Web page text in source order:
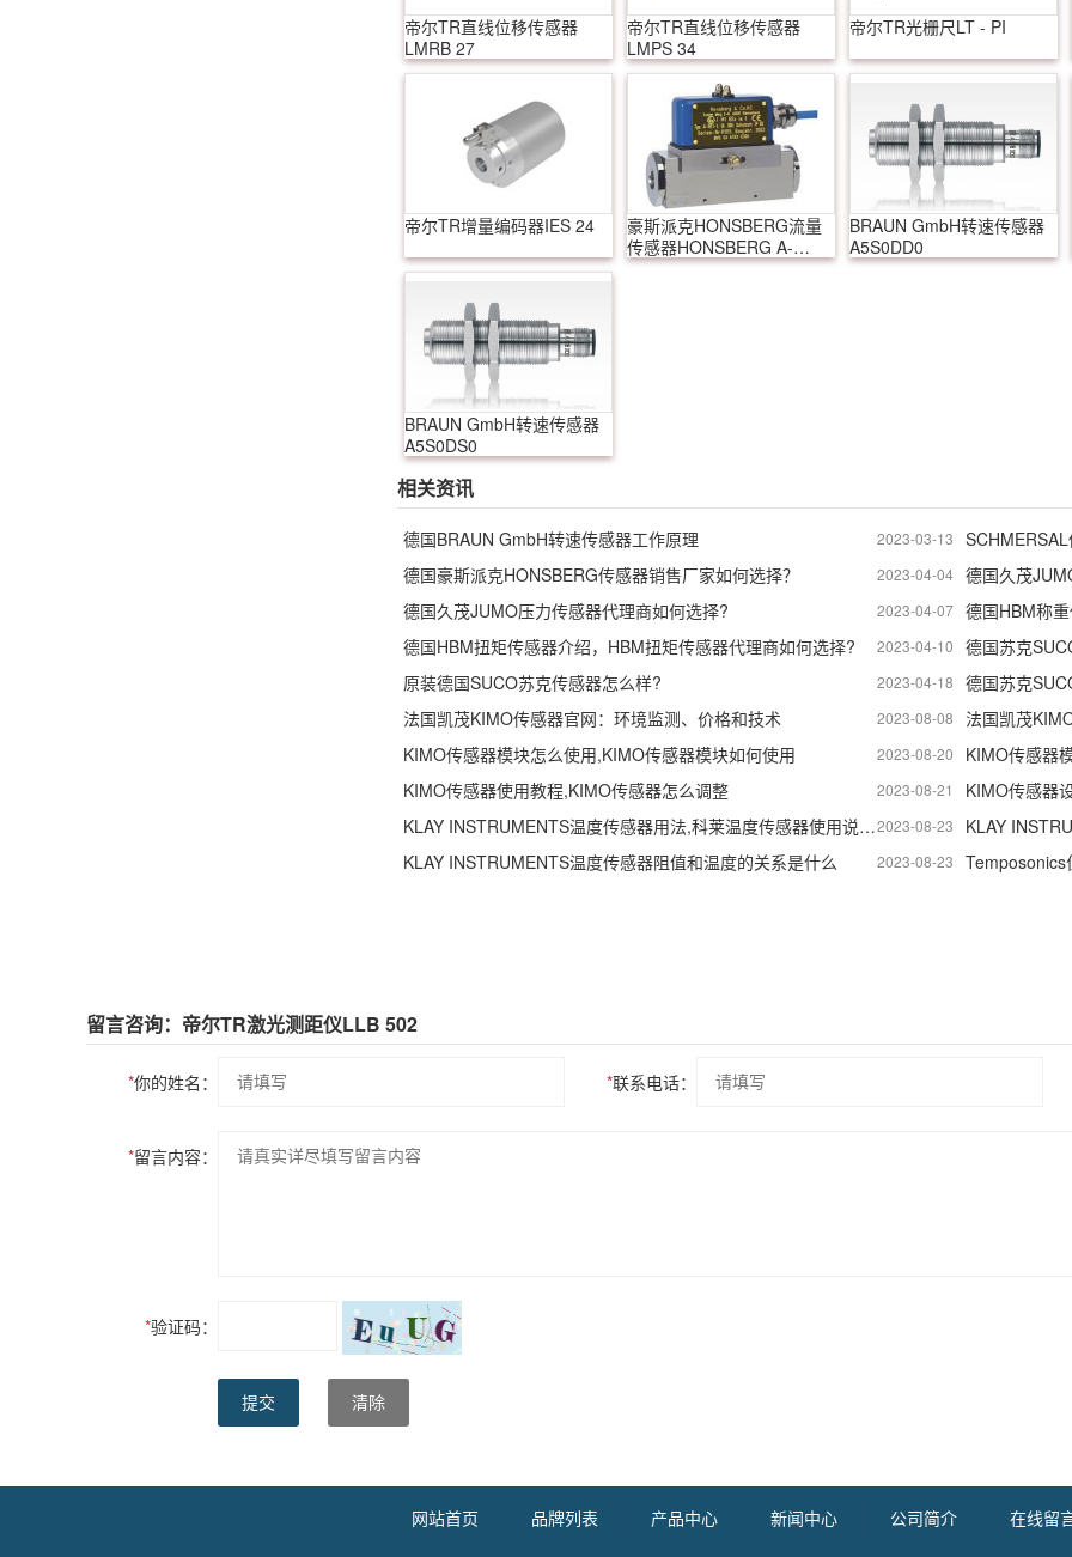
帝尔TR直线位移传感器
LMRB 27
帝尔TR直线位移传感器
LMPS 34
帝尔TR光栅尺LT - PI
帝尔TR增量编码器IES 24
豪斯派克HONSBERG流量
传感器HONSBERG A-
H1.1-1
BRAUN GmbH转速传感器
A5S0DD0
BRAUN GmbH转速传感器
A5S0DS0
相关资讯
2023-03-13
德国BRAUN GmbH转速传感器工作原理
2023-04-04
德国豪斯派克HONSBERG传感器销售厂家如何选择？
2023-04-07
德国久茂JUMO压力传感器代理商如何选择? 德国HBM称
2023-04-10
德国HBM扭矩传感器介绍，HBM扭矩传感器代理商如何选择? 德国苏克
2023-04-18
原装德国SUCO苏克传感器怎么样?
2023-08-08
法国凯茂KIMO传感器官网：环境监测、价格和技术 法国凯茂
2023-08-20
KIMO传感器模块怎么使用,KIMO传感器模块如何使用 KIMO传感器
2023-08-21
KIMO传感器使用教程,KIMO传感器怎么调整 KIMO传感器
2023-08-23
KLAY INSTRUMENTS温度传感器用法,科莱温度传感器使用说明书
2023-08-23
KLAY INSTRUMENTS温度传感器阻值和温度的关系是什么
留言咨询：帝尔TR激光测距仪LLB 502
*你的姓名： *联系电话：
*留言内容：
*验证码：
提交 清除
网站首页 品牌列表 产品中心 新闻中心 公司简介 在线留